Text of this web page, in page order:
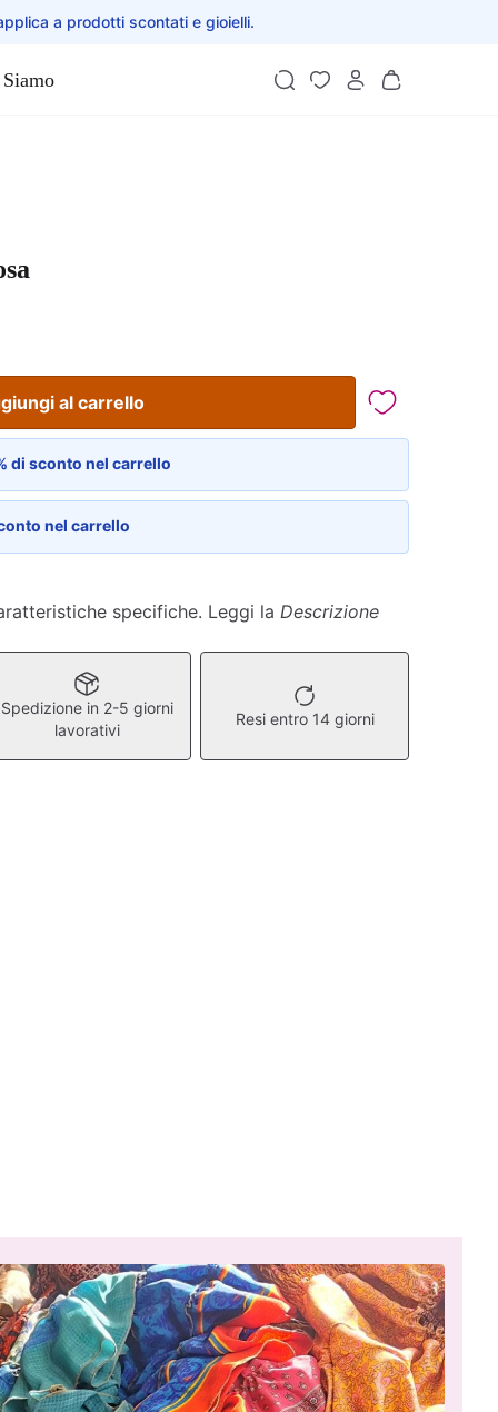
a prodotti scontati e gioielli.
al carrello
di sconto nel carrello
nel carrello
specifiche. Leggi la Descrizione
Spedizione in 2-5 giorni
lavorativi
Resi entro 14 giorni